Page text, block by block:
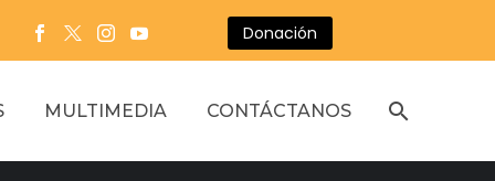
Donación
MULTIMEDIA CONTÁCTANOS